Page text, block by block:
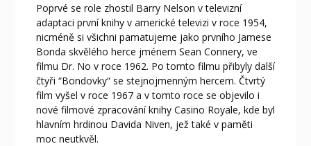
Poprvé se role zhostil Barry Nelson v televizní
adaptaci první knihy v americké televizi v roce 1954,
nicméně si všichni pamatujeme jako prvního Jamese
Bonda skvělého herce jménem Sean Connery, ve
filmu Dr. No v roce 1962. Po tomto filmu přibyly další
čtyři “Bondovky“ se stejnojmenným hercem. Čtvrtý
film vyšel v roce 1967 a v tomto roce se objevilo i
nové filmové zpracování knihy Casino Royale, kde byl
hlavním hrdinou Davida Niven, jež také v paměti
moc neutkvěl.